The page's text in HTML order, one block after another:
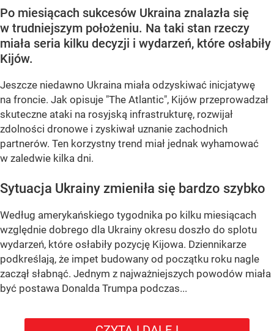
Po miesiącach sukcesów Ukraina znalazła się
w trudniejszym położeniu. Na taki stan rzeczy
miała seria kilku decyzji i wydarzeń, które osłabiły
Kijów.
Jeszcze niedawno Ukraina miała odzyskiwać inicjatywę
na froncie. Jak opisuje "The Atlantic", Kijów przeprowadzał
skuteczne ataki na rosyjską infrastrukturę, rozwijał
zdolności dronowe i zyskiwał uznanie zachodnich
partnerów. Ten korzystny trend miał jednak wyhamować
w zaledwie kilka dni.
Sytuacja Ukrainy zmieniła się bardzo szybko
Według amerykańskiego tygodnika po kilku miesiącach
względnie dobrego dla Ukrainy okresu doszło do splotu
wydarzeń, które osłabiły pozycję Kijowa. Dziennikarze
podkreślają, że impet budowany od początku roku nagle
zaczął słabnąć. Jednym z najważniejszych powodów miała
być postawa Donalda Trumpa podczas...